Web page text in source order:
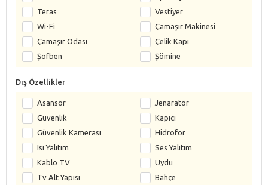
Teras
Vestiyer
Wi-Fi
Çamaşır Makinesi
Çamaşır Odası
Çelik Kapı
Şofben
Şömine
Dış Özellikler
Asansör
Jenaratör
Güvenlik
Kapıcı
Güvenlik Kamerası
Hidrofor
Isı Yalıtım
Ses Yalıtım
Kablo TV
Uydu
Tv Alt Yapısı
Bahçe